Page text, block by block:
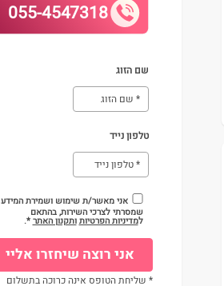
055-4547318
שם הזוג
טלפון נייד
אני מאשר/ת שימוש ושמירת המידע
שמסרתי לצרכי השירות, בהתאם
למדיניות הפרטיות ותקנון האתר*.
* שליחת הטופס אינה כרוכה בתשלום